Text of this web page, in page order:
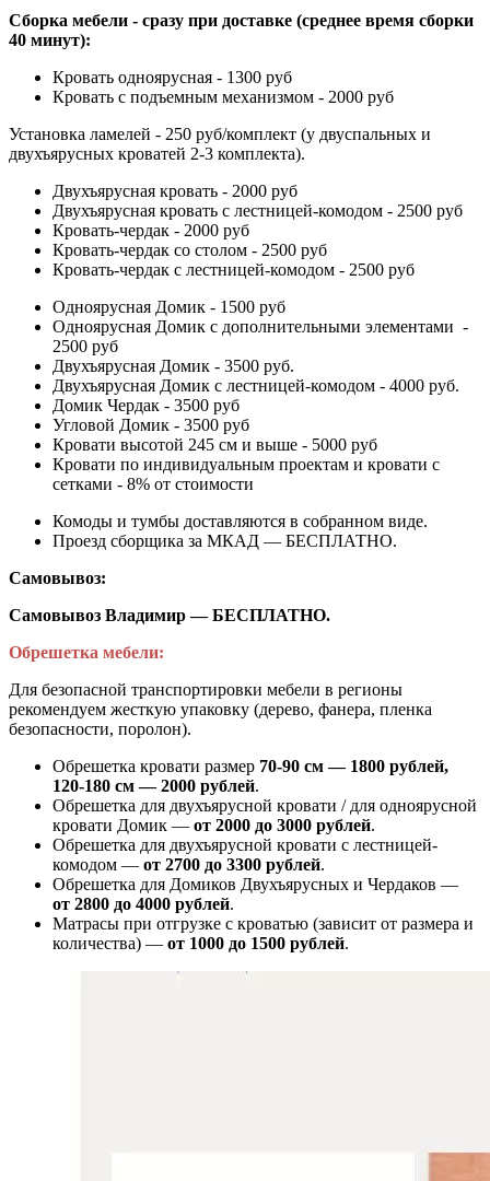
Сборка мебели - сразу при доставке (среднее время сборки
40 минут):
Кровать одноярусная - 1300 руб
Кровать с подъемным механизмом - 2000 руб
Установка ламелей - 250 руб/комплект (у двуспальных и
двухъярусных кроватей 2-3 комплекта).
Двухъярусная кровать - 2000 руб
Двухъярусная кровать с лестницей-комодом - 2500 руб
Кровать-чердак - 2000 руб
Кровать-чердак со столом - 2500 руб
Кровать-чердак с лестницей-комодом - 2500 руб
Одноярусная Домик - 1500 руб
Одноярусная Домик с дополнительными элементами -
2500 руб
Двухъярусная Домик - 3500 руб.
Двухъярусная Домик с лестницей-комодом - 4000 руб.
Домик Чердак - 3500 руб
Угловой Домик - 3500 руб
Кровати высотой 245 см и выше - 5000 руб
Кровати по индивидуальным проектам и кровати с
сетками - 8% от стоимости
Комоды и тумбы доставляются в собранном виде.
Проезд сборщика за МКАД — БЕСПЛАТНО.
Самовывоз:
Самовывоз Владимир — БЕСПЛАТНО.
Обрешетка мебели:
Для безопасной транспортировки мебели в регионы
рекомендуем жесткую упаковку (дерево, фанера, пленка
безопасности, поролон).
Обрешетка кровати размер 70-90 см — 1800 рублей,
120-180 см — 2000 рублей.
Обрешетка для двухъярусной кровати / для одноярусной
кровати Домик — от 2000 до 3000 рублей.
Обрешетка для двухъярусной кровати с лестницей-
комодом — от 2700 до 3300 рублей.
Обрешетка для Домиков Двухъярусных и Чердаков —
от 2800 до 4000 рублей.
Матрасы при отгрузке с кроватью (зависит от размера и
количества) — от 1000 до 1500 рублей.